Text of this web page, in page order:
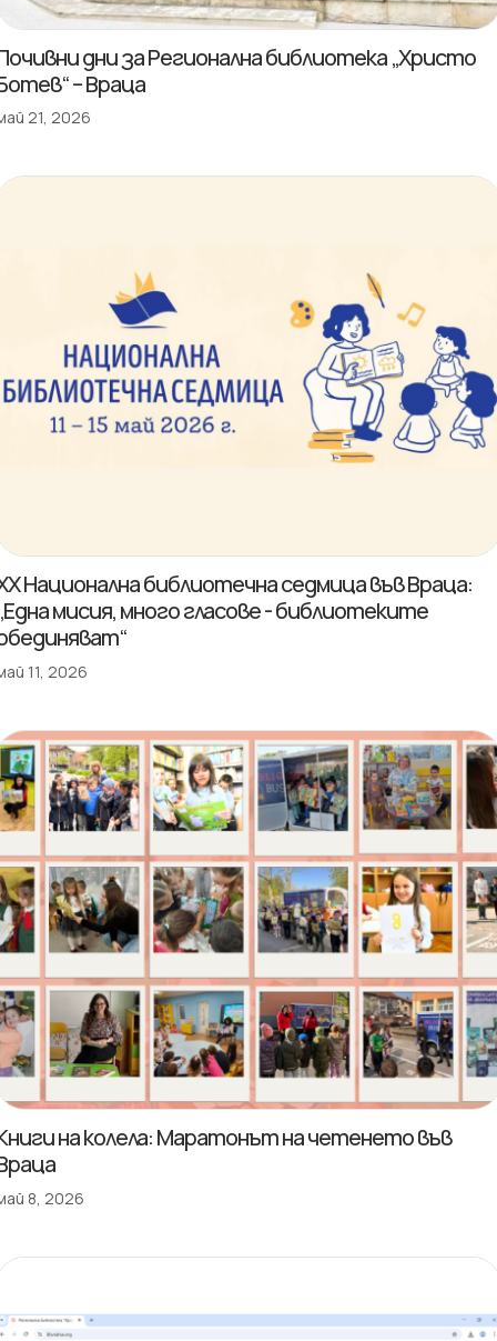
дни за Регионална библиотека „Христо
– Враца
21, 2026
Национална библиотечна седмица във Враца:
мисия, много гласове - библиотеките
11, 2026
на колела: Маратонът на четенето във
8, 2026